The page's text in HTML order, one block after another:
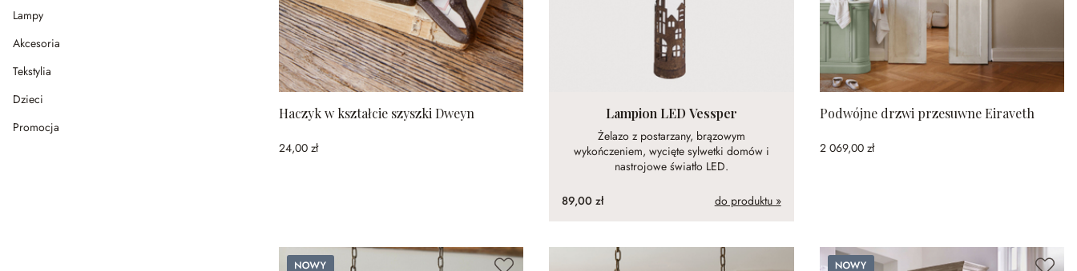
Lampy
Akcesoria
Tekstylia
Dzieci
Promocja
Haczyk w kształcie szyszki Dweyn
24,00 zł
Lampion LED Vessper
Żelazo z postarzany, brązowym
wykończeniem, wycięte sylwetki domów i
nastrojowe światło LED.
89,00 zł do produktu »
Podwójne drzwi przesuwne Eiraveth
2 069,00 zł
Nowy Nowy